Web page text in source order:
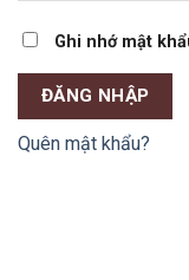
Ghi nhớ mật
ĐĂNG NHẬP
Quên mật khẩu?